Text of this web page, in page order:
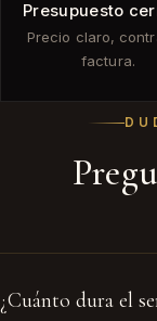
Presupuesto
Precio claro,
factura.
¿Cuánto dura el